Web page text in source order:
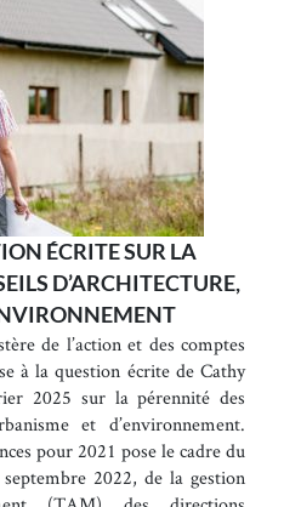
ÉCRITE SUR LA
D’ARCHITECTURE,
de l’action et des comptes
à la question écrite de Cathy
2025 sur la pérennité des
et d’environnement.
pour 2021 pose le cadre du
2022, de la gestion